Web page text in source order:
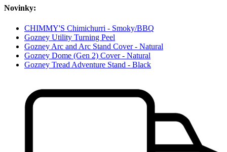
Novinky:
CHIMMY'S Chimichurri - Smoky/BBQ
Gozney Utility Turning Peel
Gozney Arc and Arc Stand Cover - Natural
Gozney Dome (Gen 2) Cover - Natural
Gozney Tread Adventure Stand - Black